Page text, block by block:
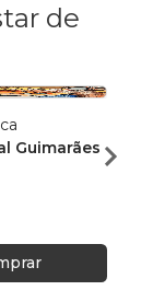
de
Guimarães
ainda
Carla